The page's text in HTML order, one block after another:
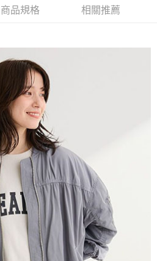
期的期數、繳款截止日，確認付款後即完
哥付你分期」於每月結算日後寄送繳費提
擇「超商條碼／台灣大直營門市／銀行轉
等通路繳費。
限公司」（以下簡稱本公司）所提供，讓
商品或服務，並由商店將買賣／分期付款
使用本公司帳單繳交帳款。
期」之契約關係目的，商店將以您的個人
供予台灣大哥大進項蒐集、處理及利用，
需資料之確認、核對及更正。
連結：
https://oppay.tw/userRule
卡、不需儲值。
證，即可結帳。
再付款。
】
後付」後，將跳轉至「AFTEE先享後付」
額後，即可完成結帳。
費通知簡訊。
點擊此簡訊中的連結，可透過四大超商／
付款，方視為交易完成。
立刻繳費，但若您需要取消訂單，請聯絡
消之訂單仍視為有效，需透過AFTEE先享
後付 」之結帳頁面顯示為準，若有關於
款等相關疑問，請聯繫「AFTEE先享後付
support/home
提供之「AFTEE先享後付」服務完成之交
個人資料，並將交易相關給付款項請求債
上)免運費
上)免運費
上)免運費
上)免運費
上)免運費
商品規格 相關推薦